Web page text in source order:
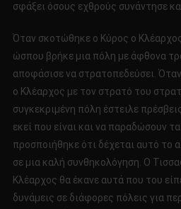
σφάξει όσους εχθρούς συνάντησε
Όταν σκοτώθηκε ο Κύρος ο
ώσπου βρήκε μια πόλη με άφθονα
αποφάσισε να στρατοπεδεύσει.
ο Κλέαρχος με τον στρατό του
συγκεκριμένη πόλη έστειλε
εκεί που είναι και να παραδώσουν
προσποιήθηκε ότι δέχεται αυτό το
σε μια καλή συνθηκολόγηση. Ο
Κλέαρχος θα έκανε αυτά που του
δυνάμεις σε διάφορες πόλεις για